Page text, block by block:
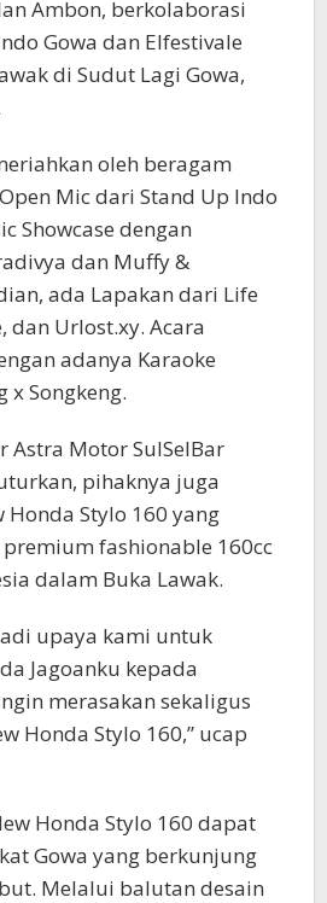
Ambon, berkolaborasi
Gowa dan Elfestivale
di Sudut Lagi Gowa,
oleh beragam
Mic dari Stand Up Indo
Showcase dengan
dan Muffy &
ada Lapakan dari Life
dan Urlost.xy. Acara
adanya Karaoke
x Songkeng.
Astra Motor SulSelBar
pihaknya juga
Stylo 160 yang
fashionable 160cc
dalam Buka Lawak.
upaya kami untuk
Jagoanku kepada
merasakan sekaligus
Honda Stylo 160,” ucap
Honda Stylo 160 dapat
Gowa yang berkunjung
Melalui balutan desain